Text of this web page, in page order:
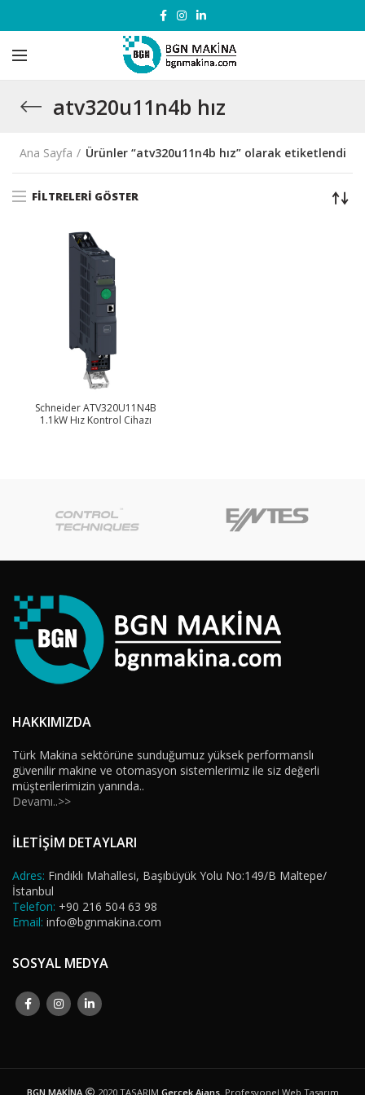
atv320u11n4b hız
Ana Sayfa Ürünler “atv320u11n4b hız” olarak etiketlendi
FILTRELERI GÖSTER
Schneider ATV320U11N4B
1.1kW Hız Kontrol Cihazı
HAKKIMIZDA
Türk Makina sektörüne sunduğumuz yüksek performanslı
güvenilir makine ve otomasyon sistemlerimiz ile siz değerli
müşterilerimizin yanında..
Devamı..>>
İLETİŞİM DETAYLARI
Adres: Fındıklı Mahallesi, Başıbüyük Yolu No:149/B Maltepe/
İstanbul
Telefon: +90 216 504 63 98
Email: info@bgnmakina.com
SOSYAL MEDYA
BGN MAKİNA 2020 TASARIM Gerçek Ajans. Profesyonel Web Tasarım